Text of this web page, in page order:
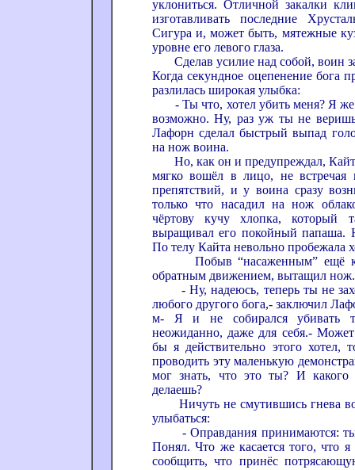
уклониться. Отличной закалки
изготавливать последние
Сигура и, может быть, мятежные
уровне его левого глаза.
Сделав усилие над собой, воин
Когда секундное оцепенение бога
разлилась широкая улыбка:
- Ты что, хотел убить меня? Я же
возможно. Ну, раз уж ты не
Лафорн сделал быстрый выпад
на нож воина.
Но, как он и предупреждал, Кайт
мягко вошёл в лицо, не встречая
препятствий, и у воина сразу
только что насадил на нож
чёртову кучу хлопка, который
выращивал его покойный папаша.
По телу Кайта невольно пробежала
Побыв “насаженным” ещё
обратным движением, вытащил нож.
- Ну, надеюсь, теперь ты не
любого другого бога,- заключил
м- Я и не собирался убивать
неожиданно, даже для себя.-
бы я действительно этого хотел,
проводить эту маленькую
мог знать, что это ты? И какого
делаешь?
Ничуть не смутившись гнева
улыбаться:
- Оправдания принимаются: ты
Понял. Что же касается того, что
сообщить, что принёс